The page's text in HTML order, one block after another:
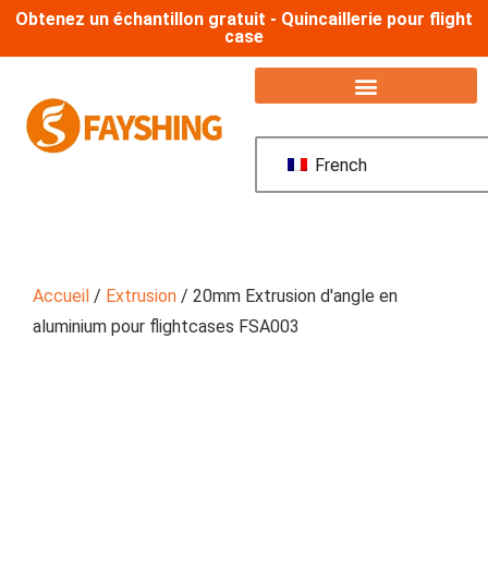
Obtenez un échantillon gratuit - Quincaillerie pour flight
case
French
Accueil / Extrusion / 20mm Extrusion d'angle en
aluminium pour flightcases FSA003